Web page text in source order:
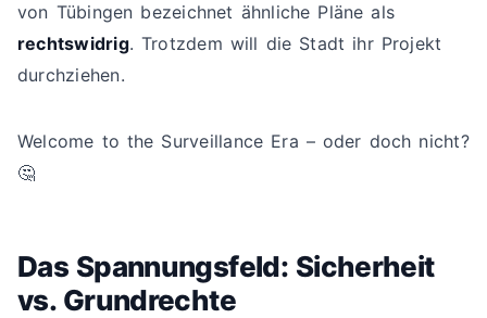
von Tübingen bezeichnet ähnliche Pläne als
rechtswidrig. Trotzdem will die Stadt ihr Projekt
durchziehen.
Welcome to the Surveillance Era – oder doch nicht?
🤔
Das Spannungsfeld: Sicherheit
vs. Grundrechte